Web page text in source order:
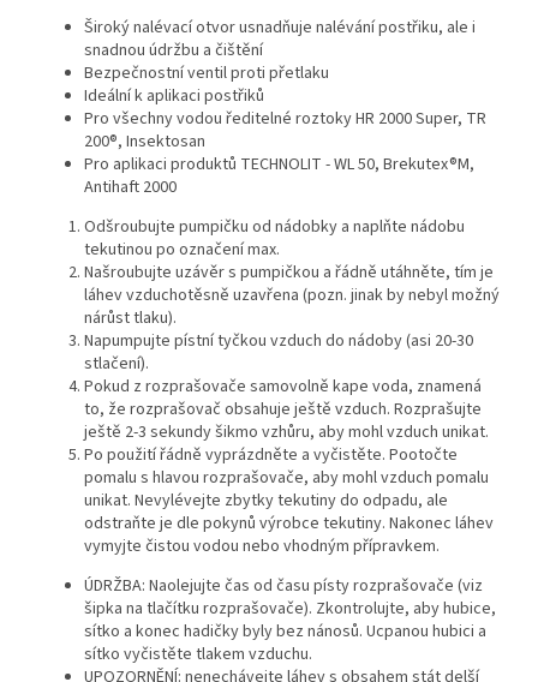
Široký nalévací otvor usnadňuje nalévání postřiku, ale i
snadnou údržbu a čištění
Bezpečnostní ventil proti přetlaku
Ideální k aplikaci postřiků
Pro všechny vodou ředitelné roztoky HR 2000 Super, TR
200®, Insektosan
Pro aplikaci produktů TECHNOLIT - WL 50, Brekutex®M,
Antihaft 2000
Odšroubujte pumpičku od nádobky a naplňte nádobu
tekutinou po označení max.
Našroubujte uzávěr s pumpičkou a řádně utáhněte, tím je
láhev vzduchotěsně uzavřena (pozn. jinak by nebyl možný
nárůst tlaku).
Napumpujte pístní tyčkou vzduch do nádoby (asi 20-30
stlačení).
Pokud z rozprašovače samovolně kape voda, znamená
to, že rozprašovač obsahuje ještě vzduch. Rozprašujte
ještě 2-3 sekundy šikmo vzhůru, aby mohl vzduch unikat.
Po použití řádně vyprázdněte a vyčistěte. Pootočte
pomalu s hlavou rozprašovače, aby mohl vzduch pomalu
unikat. Nevylévejte zbytky tekutiny do odpadu, ale
odstraňte je dle pokynů výrobce tekutiny. Nakonec láhev
vymyjte čistou vodou nebo vhodným přípravkem.
ÚDRŽBA: Naolejujte čas od času písty rozprašovače (viz
šipka na tlačítku rozprašovače). Zkontrolujte, aby hubice,
sítko a konec hadičky byly bez nánosů. Ucpanou hubici a
sítko vyčistěte tlakem vzduchu.